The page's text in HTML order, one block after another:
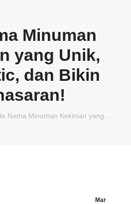
Minuman
yang Unik,
dan Bikin
Nama Minuman Kekinian yang…
Mar